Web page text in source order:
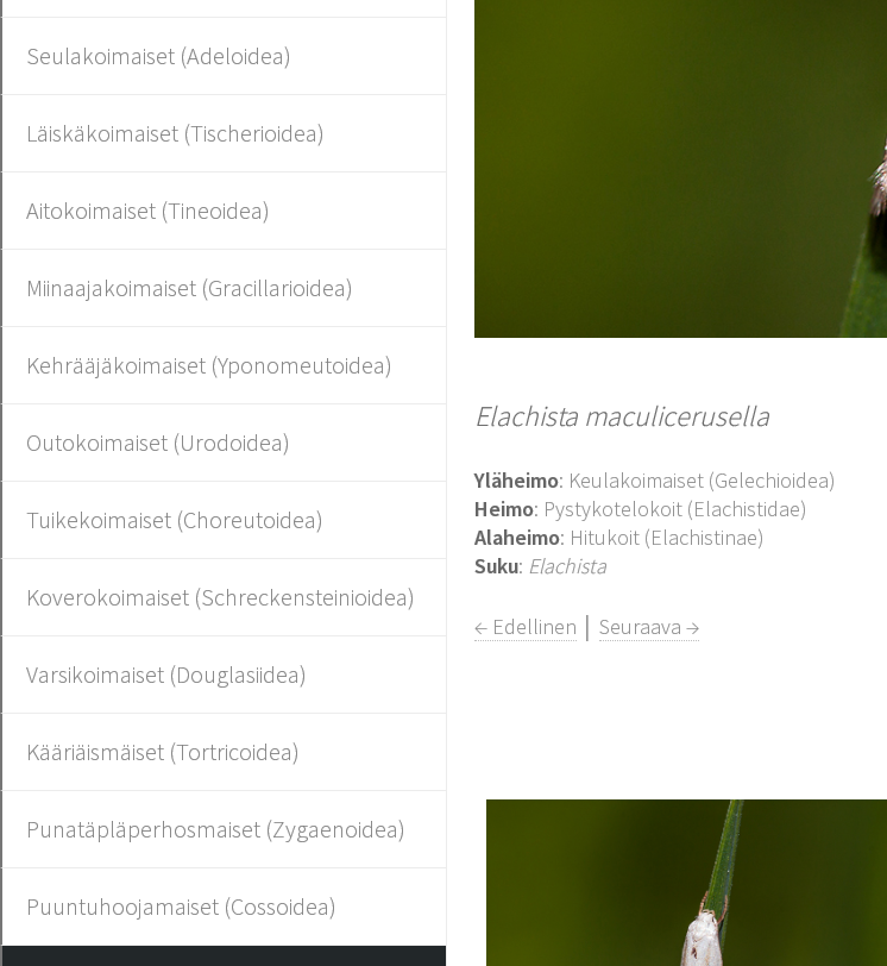
Seulakoimaiset (Adeloidea)
Läiskäkoimaiset (Tischerioidea)
Aitokoimaiset (Tineoidea)
Miinaajakoimaiset (Gracillarioidea)
Kehrääjäkoimaiset (Yponomeutoidea)
Outokoimaiset (Urodoidea)
Tuikekoimaiset (Choreutoidea)
Koverokoimaiset (Schreckensteinioidea)
Varsikoimaiset (Douglasiidea)
Kääriäismäiset (Tortricoidea)
Punatäpläperhosmaiset (Zygaenoidea)
Puuntuhoojamaiset (Cossoidea)
Elachista maculicerusella
Yläheimo: Keulakoimaiset (Gelechioidea)
Heimo: Pystykotelokoit (Elachistidae)
Alaheimo: Hitukoit (Elachistinae)
Suku: Elachista
← Edellinen │Seuraava →